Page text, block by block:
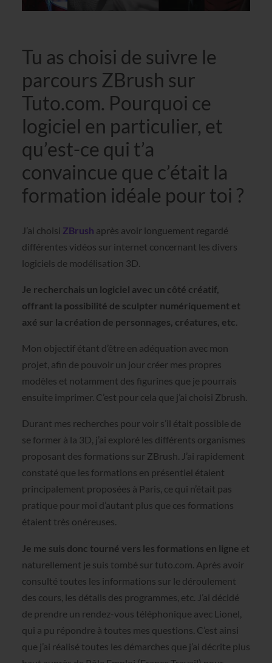
Tu as choisi de suivre le
parcours ZBrush sur
Tuto.com. Pourquoi ce
logiciel en particulier, et
qu’est-ce qui t’a
convaincue que c’était la
formation idéale pour toi ?
J’ai choisi ZBrush après avoir longuement regardé
différentes vidéos sur internet concernant les divers
logiciels de modélisation 3D.
Je recherchais un logiciel avec un côté créatif,
offrant la possibilité de sculpter numériquement et
axé sur la création de personnages, créatures, etc.
Mon objectif étant d’être en adéquation avec mon
projet, afin de pouvoir un jour créer mes propres
modèles et notamment des figurines que je pourrais
ensuite imprimer. C’est pour cela que j’ai choisi Zbrush.
Durant mes recherches pour voir s’il était possible de
se former à la 3D, j’ai exploré les différents organismes
proposant des formations sur ZBrush. J’ai rapidement
constaté que les formations en présentiel étaient
principalement proposées à Paris, ce qui n’était pas
pratique pour moi d’autant plus que ces formations
étaient très onéreuses.
Je me suis donc tourné vers les formations en ligne et
naturellement je suis tombé sur tuto.com. Après avoir
consulté toutes les informations sur le déroulement
des cours, les détails des programmes, etc. J’ai décidé
de prendre un rendez-vous téléphonique avec Lionel,
qui a pu répondre à toutes mes questions. C’est ainsi
que j’ai réalisé toutes les démarches que j’ai décrite plus